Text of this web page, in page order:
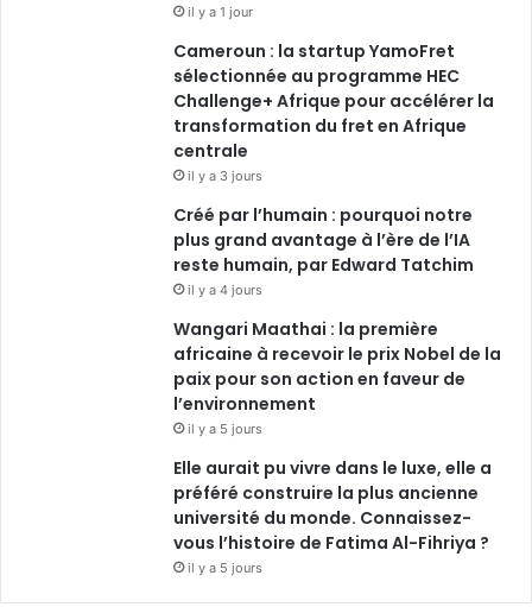
il y a 1 jour
Cameroun : la startup YamoFret
sélectionnée au programme HEC
Challenge+ Afrique pour accélérer la
transformation du fret en Afrique
centrale
il y a 3 jours
Créé par l’humain : pourquoi notre
plus grand avantage à l’ère de l’IA
reste humain, par Edward Tatchim
il y a 4 jours
Wangari Maathai : la première
africaine à recevoir le prix Nobel de la
paix pour son action en faveur de
l’environnement
il y a 5 jours
Elle aurait pu vivre dans le luxe, elle a
préféré construire la plus ancienne
université du monde. Connaissez-
vous l’histoire de Fatima Al-Fihriya ?
il y a 5 jours